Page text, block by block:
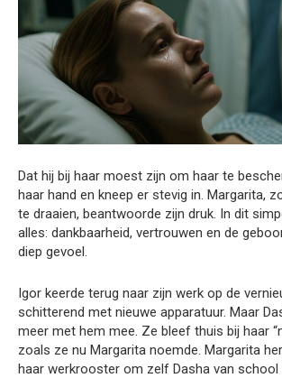
Dat hij bij haar moest zijn om haar te
haar hand en kneep er stevig in. Margarita,
te draaien, beantwoorde zijn druk. In dit
alles: dankbaarheid, vertrouwen en de
diep gevoel.
Igor keerde terug naar zijn werk op de
schitterend met nieuwe apparatuur. Maar
meer met hem mee. Ze bleef thuis bij haar
zoals ze nu Margarita noemde. Margarita
haar werkrooster om zelf Dasha van school